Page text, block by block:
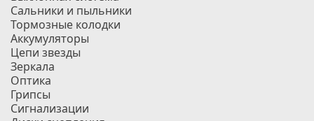
Сальники и пыльники
Тормозные колодки
Аккумуляторы
Цепи звезды
Зеркала
Оптика
Грипсы
Сигнализации